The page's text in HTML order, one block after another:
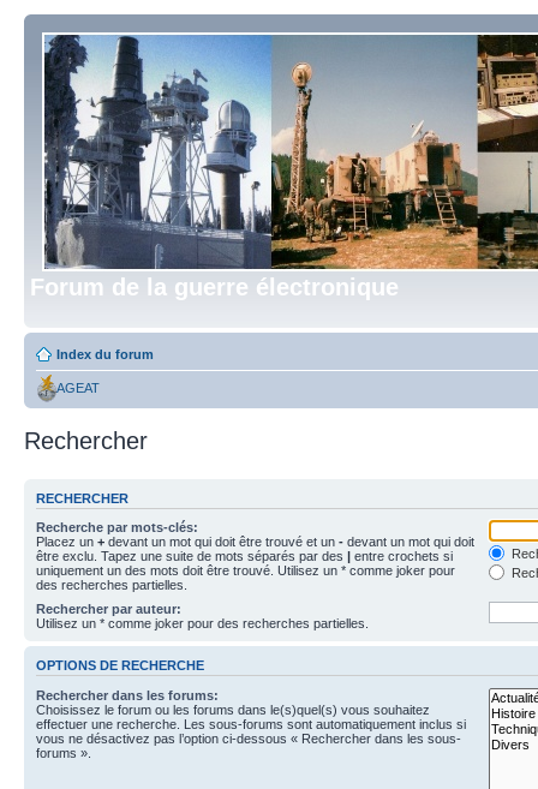
Forum de la guerre électronique
Index du forum
AGEAT
Rechercher
RECHERCHER
Recherche par mots-clés:
Placez un + devant un mot qui doit être trouvé et un - devant un mot qui doit
être exclu. Tapez une suite de mots séparés par des | entre crochets si
uniquement un des mots doit être trouvé. Utilisez un * comme joker pour
des recherches partielles.
Rechercher par auteur:
Utilisez un * comme joker pour des recherches partielles.
OPTIONS DE RECHERCHE
Rechercher dans les forums:
Choisissez le forum ou les forums dans le(s)quel(s) vous souhaitez
effectuer une recherche. Les sous-forums sont automatiquement inclus si
vous ne désactivez pas l’option ci-dessous « Rechercher dans les sous-
forums ».